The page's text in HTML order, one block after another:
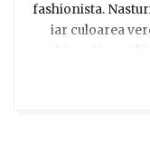
fashionista.
iar culoarea
multime.
insati, Rochia